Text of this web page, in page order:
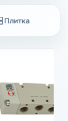
Плитка